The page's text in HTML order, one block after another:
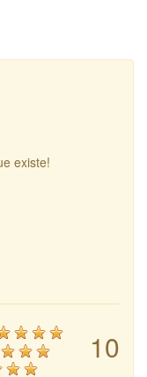
existe!
10